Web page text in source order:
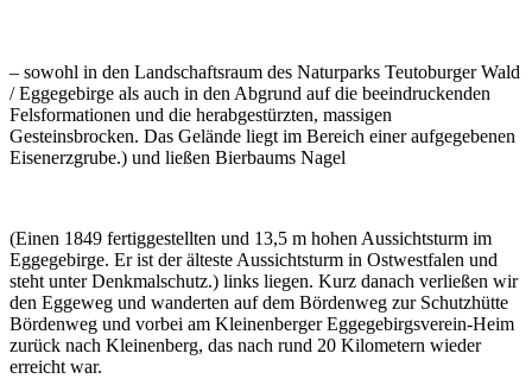
– sowohl in den Landschaftsraum des Naturparks Teutoburger Wald
/ Eggegebirge als auch in den Abgrund auf die beeindruckenden
Felsformationen und die herabgestürzten, massigen
Gesteinsbrocken. Das Gelände liegt im Bereich einer aufgegebenen
Eisenerzgrube.) und ließen Bierbaums Nagel
(Einen 1849 fertiggestellten und 13,5 m hohen Aussichtsturm im
Eggegebirge. Er ist der älteste Aussichtsturm in Ostwestfalen und
steht unter Denkmalschutz.) links liegen. Kurz danach verließen wir
den Eggeweg und wanderten auf dem Bördenweg zur Schutzhütte
Bördenweg und vorbei am Kleinenberger Eggegebirgsverein-Heim
zurück nach Kleinenberg, das nach rund 20 Kilometern wieder
erreicht war.